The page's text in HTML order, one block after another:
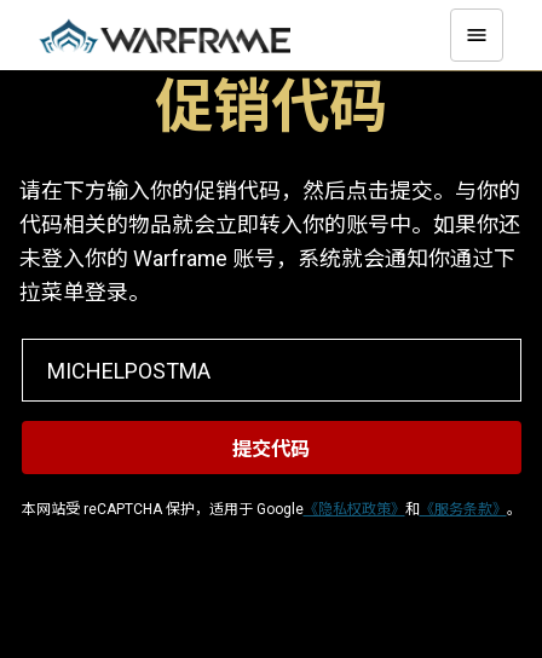
促销代码
请在下方输入你的促销代码，然后点击提交。与你的
代码相关的物品就会立即转入你的账号中。如果你还
未登入你的 Warframe 账号，系统就会通知你通过下
拉菜单登录。
本网站受 reCAPTCHA 保护，适用于 Google《隐私权政策》 和 《服务条款》 。